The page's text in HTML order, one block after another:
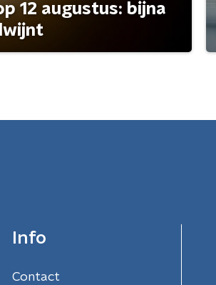
12 augustus: bijna
Info
Contact